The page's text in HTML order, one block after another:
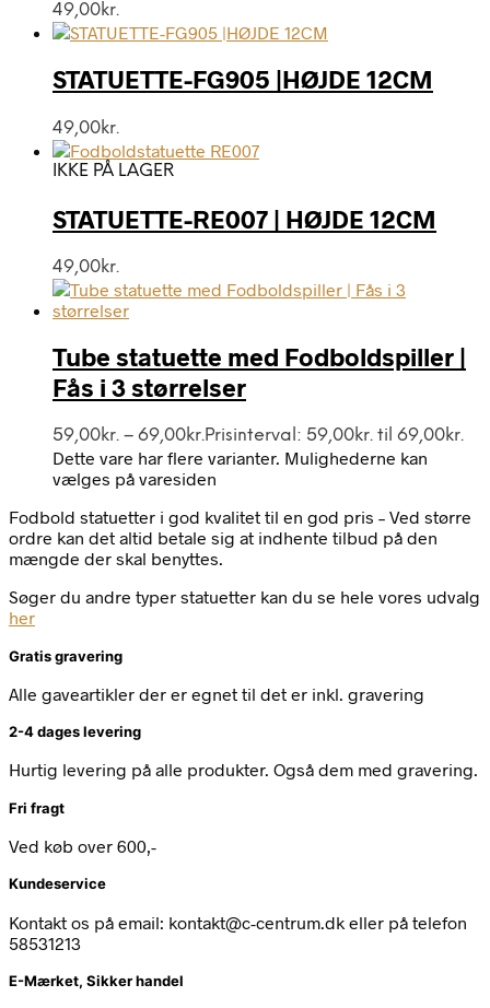
49,00kr.
STATUETTE-FG905 |HØJDE 12CM
49,00kr.
IKKE PÅ LAGER
STATUETTE-RE007 | HØJDE 12CM
49,00kr.
Tube statuette med Fodboldspiller |
Fås i 3 størrelser
59,00kr. – 69,00kr.Prisinterval: 59,00kr. til 69,00kr.
Dette vare har flere varianter. Mulighederne kan
vælges på varesiden
Fodbold statuetter i god kvalitet til en god pris – Ved større
ordre kan det altid betale sig at indhente tilbud på den
mængde der skal benyttes.
Søger du andre typer statuetter kan du se hele vores udvalg
her
Gratis gravering
Alle gaveartikler der er egnet til det er inkl. gravering
2-4 dages levering
Hurtig levering på alle produkter. Også dem med gravering.
Fri fragt
Ved køb over 600,-
Kundeservice
Kontakt os på email: kontakt@c-centrum.dk eller på telefon
58531213
E-Mærket, Sikker handel